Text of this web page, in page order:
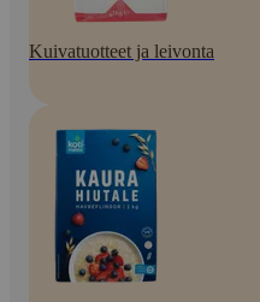
Kuivatuotteet ja leivonta